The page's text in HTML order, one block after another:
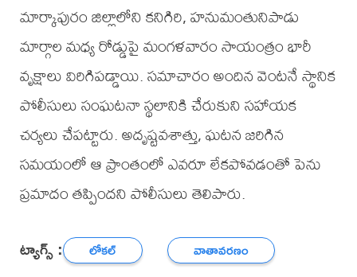
మార్కాపురం జిల్లాలోని కనిగిరి, హనుమంతునిపాడు
మార్గాల మధ్య రోడ్డుపై మంగళవారం సాయంత్రం భారీ
వృక్షాలు విరిగిపడ్డాయి. సమాచారం అందిన వెంటనే స్థానిక
పోలీసులు సంఘటనా స్థలానికి చేరుకుని సహాయక
చర్యలు చేపట్టారు. అదృష్టవశాత్తు, ఘటన జరిగిన
సమయంలో ఆ ప్రాంతంలో ఎవరూ లేకపోవడంతో పెను
ప్రమాదం తప్పిందని పోలీసులు తెలిపారు.
ట్యాగ్స్ : లోకల్
వాతావరణం